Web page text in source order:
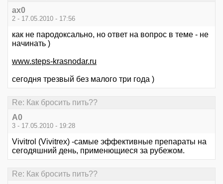
ax0
2 - 17.05.2010 - 17:56
как не пародоксально, но ответ на вопрос в теме - не
начинать )
www.steps-krasnodar.ru
сегодня трезвый без малого три года )
Re: Как бросить пить??
А0
3 - 17.05.2010 - 19:28
Vivitrol (Vivitrex) -самые эффективные препараты на
сегодяшний день, применющиеся за рубежом.
Re: Как бросить пить??